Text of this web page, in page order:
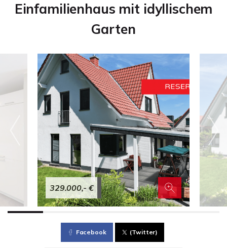
Einfamilienhaus mit idyllischem
Garten
329.000,- €
Facebook (Twitter)